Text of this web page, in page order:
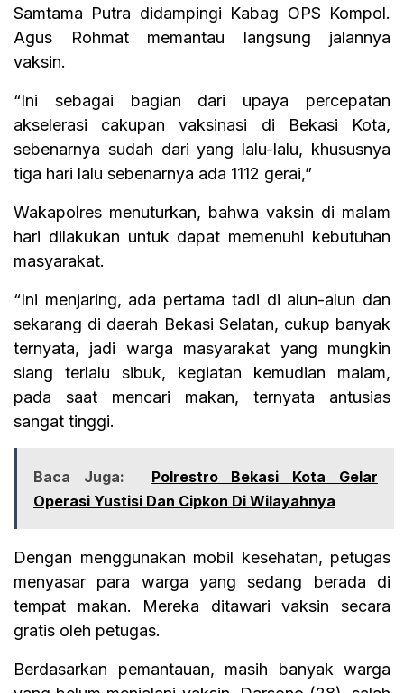
Samtama Putra didampingi Kabag OPS Kompol.
Agus Rohmat memantau langsung jalannya
vaksin.
“Ini sebagai bagian dari upaya percepatan
akselerasi cakupan vaksinasi di Bekasi Kota,
sebenarnya sudah dari yang lalu-lalu, khususnya
tiga hari lalu sebenarnya ada 1112 gerai,”
Wakapolres menuturkan, bahwa vaksin di malam
hari dilakukan untuk dapat memenuhi kebutuhan
masyarakat.
“Ini menjaring, ada pertama tadi di alun-alun dan
sekarang di daerah Bekasi Selatan, cukup banyak
ternyata, jadi warga masyarakat yang mungkin
siang terlalu sibuk, kegiatan kemudian malam,
pada saat mencari makan, ternyata antusias
sangat tinggi.
Baca Juga:
Polrestro Bekasi Kota Gelar
Operasi Yustisi Dan Cipkon Di Wilayahnya
Dengan menggunakan mobil kesehatan, petugas
menyasar para warga yang sedang berada di
tempat makan. Mereka ditawari vaksin secara
gratis oleh petugas.
Berdasarkan pemantauan, masih banyak warga